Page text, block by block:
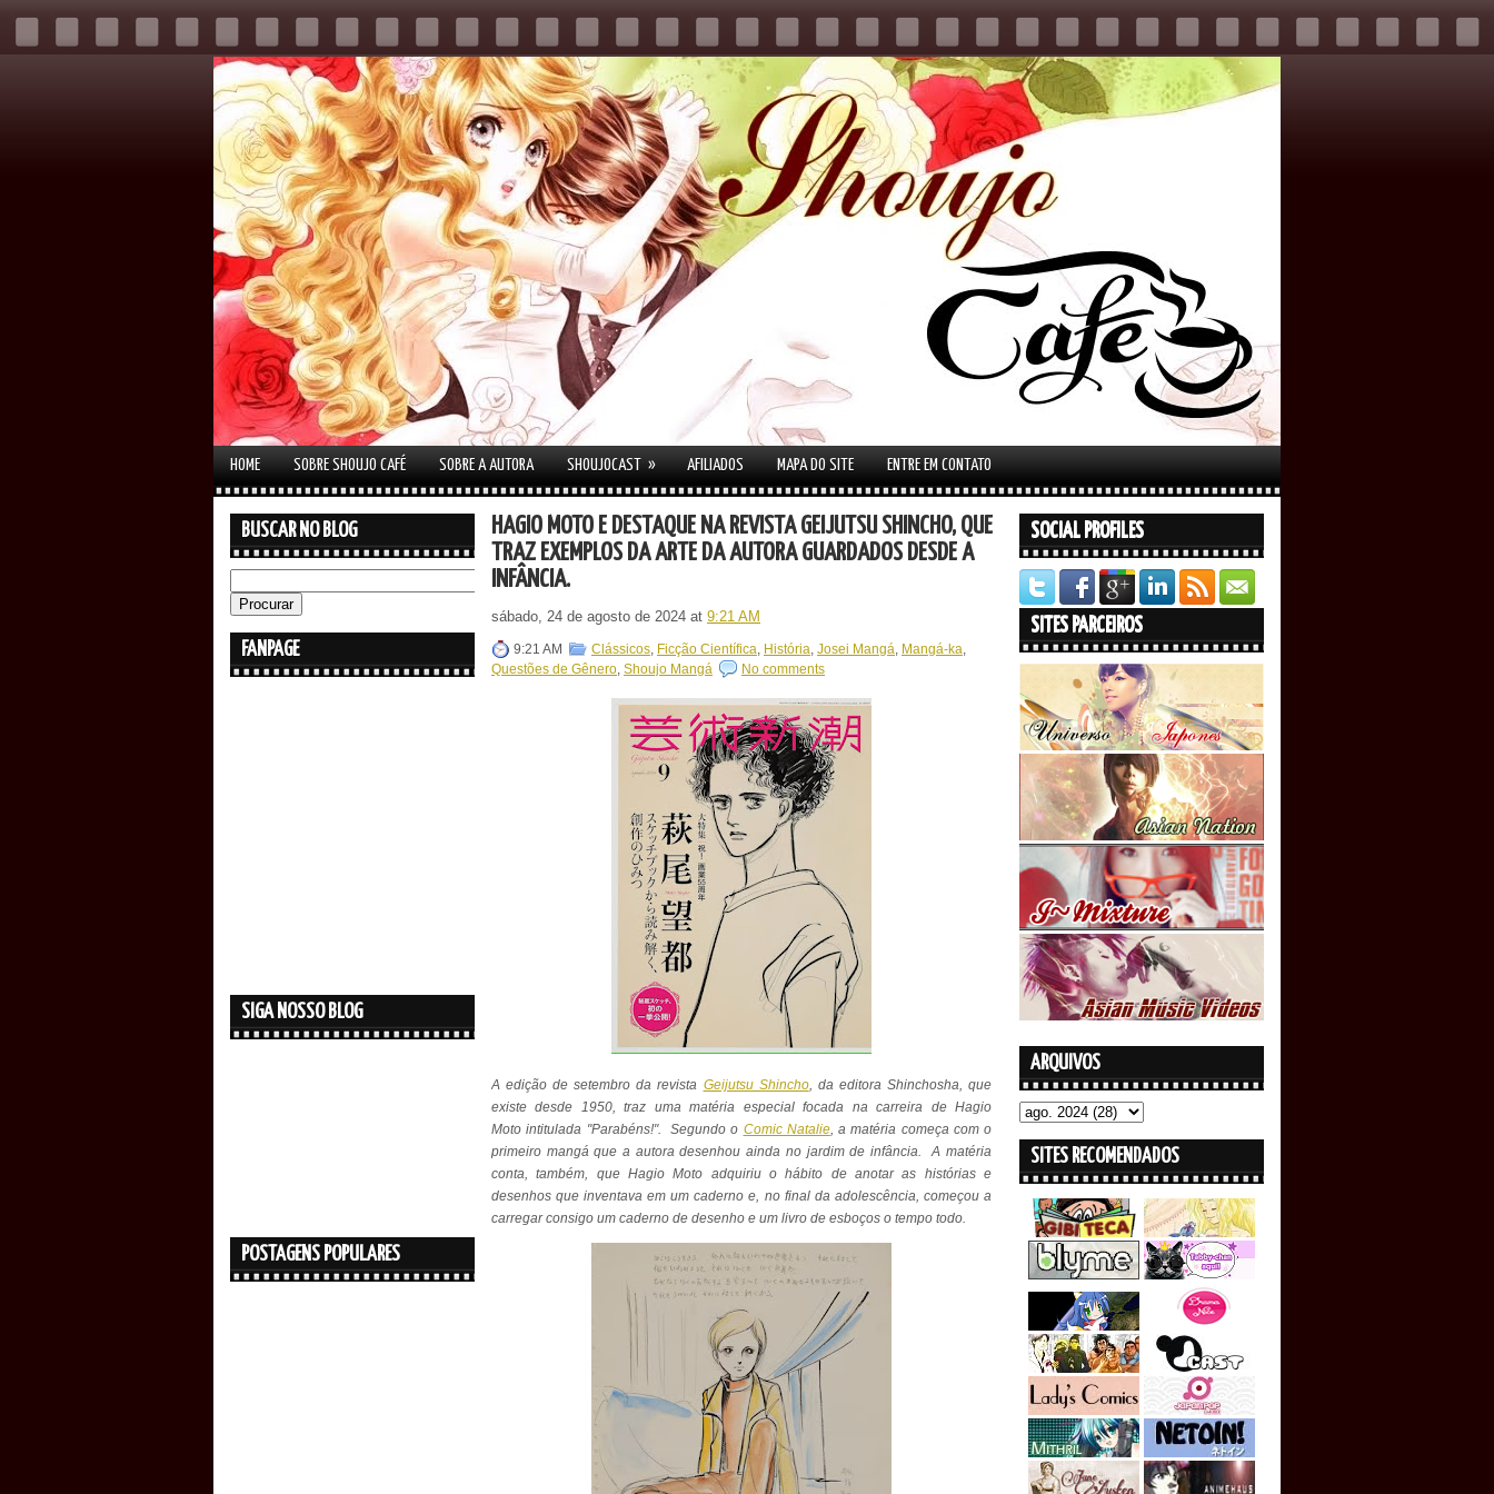
HOME SOBRE SHOUJO CAFÉ SOBRE A AUTORA SHOUJOCAST » AFILIADOS MAPA DO SITE ENTRE EM CONTATO
BUSCAR NO BLOG
FANPAGE
SIGA NOSSO BLOG
POSTAGENS POPULARES
HAGIO MOTO É DESTAQUE NA REVISTA GEIJUTSU SHINCHO, QUE
TRAZ EXEMPLOS DA ARTE DA AUTORA GUARDADOS DESDE A
INFÂNCIA.
sábado, 24 de agosto de 2024 at 9:21 AM
9:21 AM Clássicos, Ficção Científica, História, Josei Mangá, Mangá-ka,
Questões de Gênero, Shoujo Mangá No comments
A edição de setembro da revista Geijutsu Shincho, da editora Shinchosha, que
existe desde 1950, traz uma matéria especial focada na carreira de Hagio
Moto intitulada "Parabéns!". Segundo o Comic Natalie, a matéria começa com o
primeiro mangá que a autora desenhou ainda no jardim de infância. A matéria
conta, também, que Hagio Moto adquiriu o hábito de anotar as histórias e
desenhos que inventava em um caderno e, no final da adolescência, começou a
carregar consigo um caderno de desenho e um livro de esboços o tempo todo.
SOCIAL PROFILES
SITES PARCEIROS
ARQUIVOS
SITES RECOMENDADOS